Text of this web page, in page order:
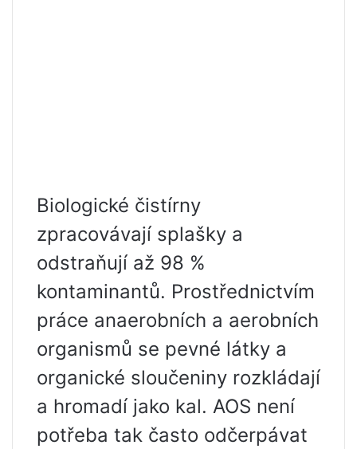
Biologické čistírny
zpracovávají splašky a
odstraňují až 98 %
kontaminantů. Prostřednictvím
práce anaerobních a aerobních
organismů se pevné látky a
organické sloučeniny rozkládají
a hromadí jako kal. AOS není
potřeba tak často odčerpávat